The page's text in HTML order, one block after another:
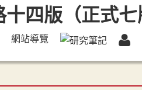
網站導覽